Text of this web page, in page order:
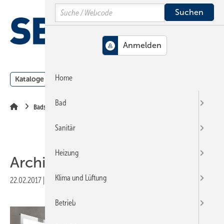
Hauptinhalt
Hauptmenü
SiteSearch
Kataloge Meldungen
Badserien
Architectura
22.02.2017 Veröffentlicht inAusgabe 05-2017
Search
Home
Bad
Sanitär
Heizung
Klima und Lüftung
Betrieb